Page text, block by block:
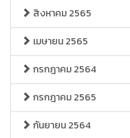
สิงหาคม 2565
เมษายน 2565
กรกฎาคม 2564
กรกฎาคม 2565
กันยายน 2564